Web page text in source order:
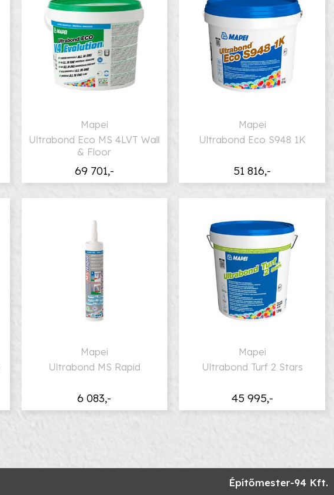
69 701,-
Mapei
Ultrabond Eco MS 4LVT Wall
& Floor
51 816,-
Mapei
Ultrabond Eco S948 1K
6 083,-
Mapei
Ultrabond MS Rapid
45 995,-
Mapei
Ultrabond Turf 2 Stars
Építőmester-94 Kft.